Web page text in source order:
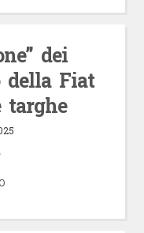
dei
della Fiat
targhe